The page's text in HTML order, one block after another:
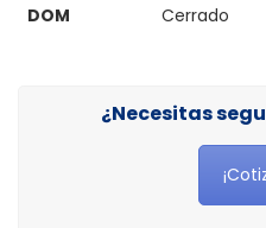
DOM Cerrado
¿Necesitas